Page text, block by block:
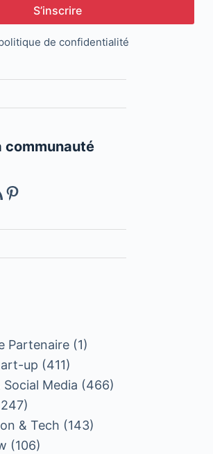
S’inscrire
de confidentialité
communauté
RSS
Pinterest
Partenaire(1)
up (411)
Social Media (466)
& Tech (143)
(106)